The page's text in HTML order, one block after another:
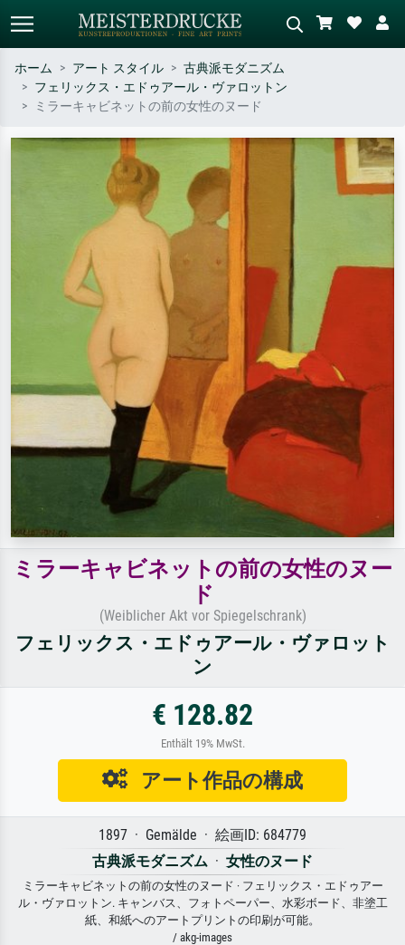
標準検索
– 例：モネ、星月夜、印象派、北
斎の波、ヌード。
緑の草原、赤の多い抽象画、暗い
油絵、木のそばの立ち姿のヌー
ホーム アート スタイル
古典派モダニズム
フェリックス・エドゥアール・ヴァロットン
ミラーキャビネットの前の女性のヌード
ミラーキャビネットの前の女性のヌー
ド
(Weiblicher Akt vor Spiegelschrank)
フェリックス・エドゥアール・ヴァロット
ン
€ 128.82
Enthält 19% MwSt.
アート作品の構成
1897 · Gemälde · 絵画ID: 684779
古典派モダニズム · 女性のヌード
ミラーキャビネットの前の女性のヌード · フェリックス・エドゥアー
ル・ヴァロットン. キャンバス、フォトペーパー、水彩ボード、非塗工
紙、和紙へのアートプリントの印刷が可能。
/ akg-images